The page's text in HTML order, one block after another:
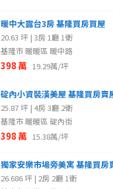
暖中大露台3房 基隆買房買屋
20.63 坪 | 3房 1廳 1衛
基隆市 暖暖區 暖中路
398 萬 19.29萬/坪
碇內小資裝潢美屋 基隆買房賣
25.87 坪 | 4房 3廳 2衛
基隆市 暖暖區 碇內街
398 萬 15.38萬/坪
獨家安樂市場旁美寓 基隆買房
26.686 坪 | 2房 2廳 1衛